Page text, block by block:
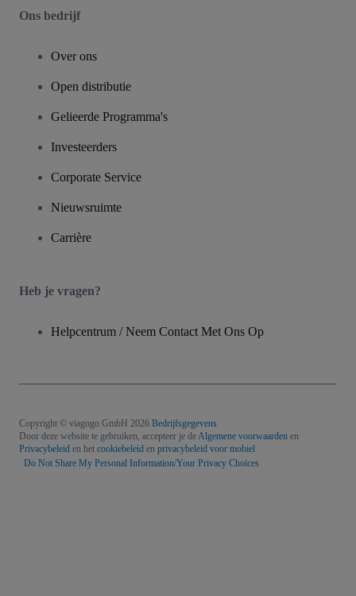
Ons bedrijf
Over ons
Open distributie
Gelieerde Programma's
Investeerders
Corporate Service
Nieuwsruimte
Carrière
Heb je vragen?
Helpcentrum / Neem Contact Met Ons Op
Copyright © viagogo GmbH 2026 Bedrijfsgegevens
Door deze website te gebruiken, accepteer je de Algemene voorwaarden en
Privacybeleid en het cookiebeleid en privacybeleid voor mobiel
Do Not Share My Personal Information/Your Privacy Choices